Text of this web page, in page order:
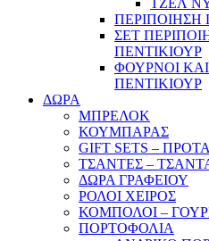
ΤΖΕΛ
ΠΕΡΙΠΟΙΗΣΗ
ΣΕΤ
ΠΕΝΤΙΚΙΟΥΡ
ΦΟΥΡΝΟΙ
ΠΕΝΤΙΚΙΟΥΡ
ΔΩΡΑ
ΜΠΡΕΛΟΚ
ΚΟΥΜΠΑΡΑΣ
GIFT SETS –
ΤΣΑΝΤΕΣ –
ΔΩΡΑ ΓΡΑΦΕΙΟΥ
ΡΟΛΟΙ ΧΕΙΡΟΣ
ΚΟΜΠΟΛΟΙ –
ΠΟΡΤΟΦΟΛΙΑ